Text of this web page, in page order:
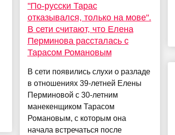
"По-русски Тарас
отказывался, только на мове".
В сети считают, что Елена
Перминова рассталась с
Тарасом Романовым
В сети появились слухи о разладе
в отношениях 39-летней Елены
Перминовой с 30-летним
манекенщиком Тарасом
Романовым, с которым она
начала встречаться после